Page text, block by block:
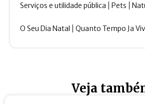
Serviços e utilidade pública Pets
O Seu Dia Natal Quanto Tempo Ja
Veja